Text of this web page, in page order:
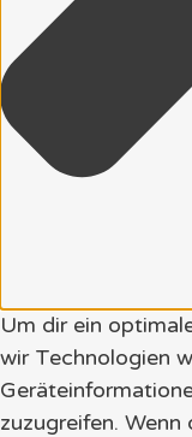
Um dir ein
wir Technologien
zuzugreifen.